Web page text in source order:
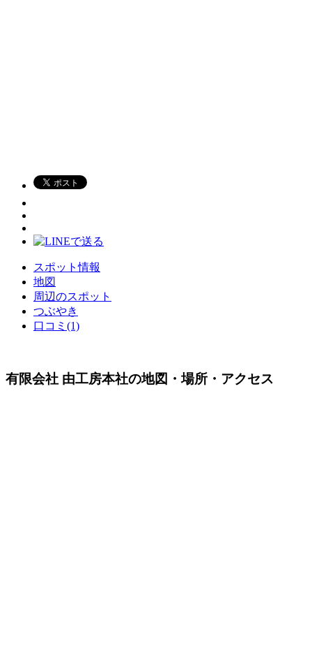
スポット情報
地図
周辺のスポット
つぶやき
口コミ(1)
有限会社 由工房本社の地図・場所・アクセス